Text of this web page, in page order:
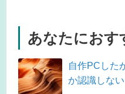
あなたにおす
自作PCした
か認識しない